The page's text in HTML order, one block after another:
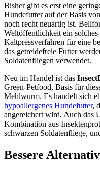
Bisher gibt es erst eine
Hundefutter auf der Basis
noch recht neuartig ist.
Weltöffentlichkeit ein solches
Kaltpressverfahren für eine
das getreidefreie Futter
Soldatenfliegen verwendet.
Neu im Handel ist das
Green-Petfood, Basis für
Mehlwurm. Es handelt sich
hypoallergenes Hundefutter,
angereichert wird. Auch das
Kombination aus
schwarzen Soldatenfliege,
Bessere